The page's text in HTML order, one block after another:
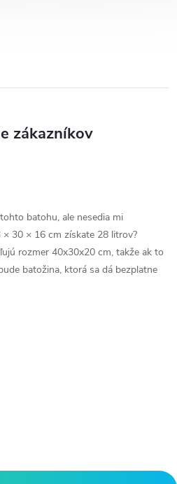
zákazníkov
batohu, ale nesedia mi
30 × 16 cm získate 28 litrov?
rozmer 40x30x20 cm, takže ak to
batožina, ktorá sa dá bezplatne